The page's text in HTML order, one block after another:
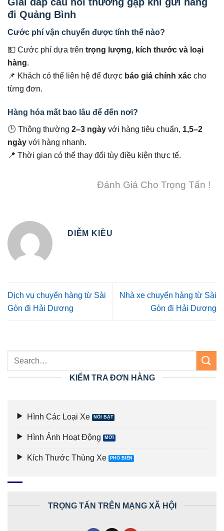
đi Quảng Bình
Cước phí vận chuyển được tính thế nào?
💵 Cước phí dựa trên trọng lượng, kích thước và loại
hàng
📌 Khách có thể liên hệ để được báo giá chính xác cho
từng đơn.
Hàng hóa mất bao lâu để đến nơi?
🕒 Thông thường 2–3 ngày với hàng tiêu chuẩn, 1,5–2
ngày với hàng nhanh.
📍 Thời gian có thể thay đổi tùy điều kiện thực tế.
Đánh Giá Cho Trọng Tấn !
DIỄM KIỀU
Dịch vụ chuyển hàng từ Sài
Gòn đi Hải Dương
Nhà xe chuyển hàng từ Sài
Gòn đi Hải Dương
KIỂM TRA ĐƠN HÀNG
Hình Các Loại Xe
Hình Ảnh Hoạt Động
Kích Thước Thùng Xe
TRỌNG TẤN TRÊN MẠNG XÃ HỘI